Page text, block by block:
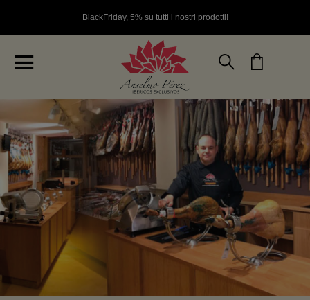
BlackFriday, 5% su tutti i nostri prodotti!
Anselmo Pérez Tienda de Jamones